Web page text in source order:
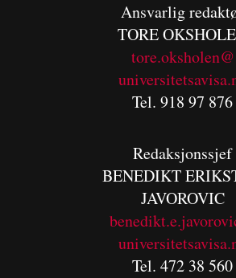
Ansvarlig
TORE
tore.oksholen@
Tel. 918 97 876
Redaksjonssjef
BENEDIKT
JAVOROVIC
Tel. 472 38 560